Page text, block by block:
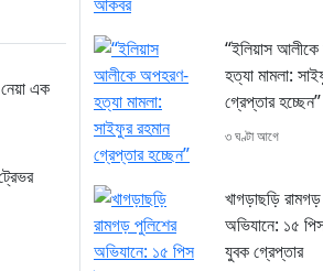
এক
“ইলিয়াস
হত্যা মামলা:
গ্রেপ্তার হচ্ছেন”
৩ ঘণ্টা আগে
খাগড়াছড়ি
অভিযানে: ১৫
যুবক গ্রেপ্তার